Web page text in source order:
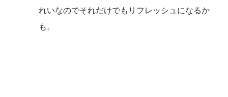
れいなのでそれだけでもリフレッシュになるか
も。